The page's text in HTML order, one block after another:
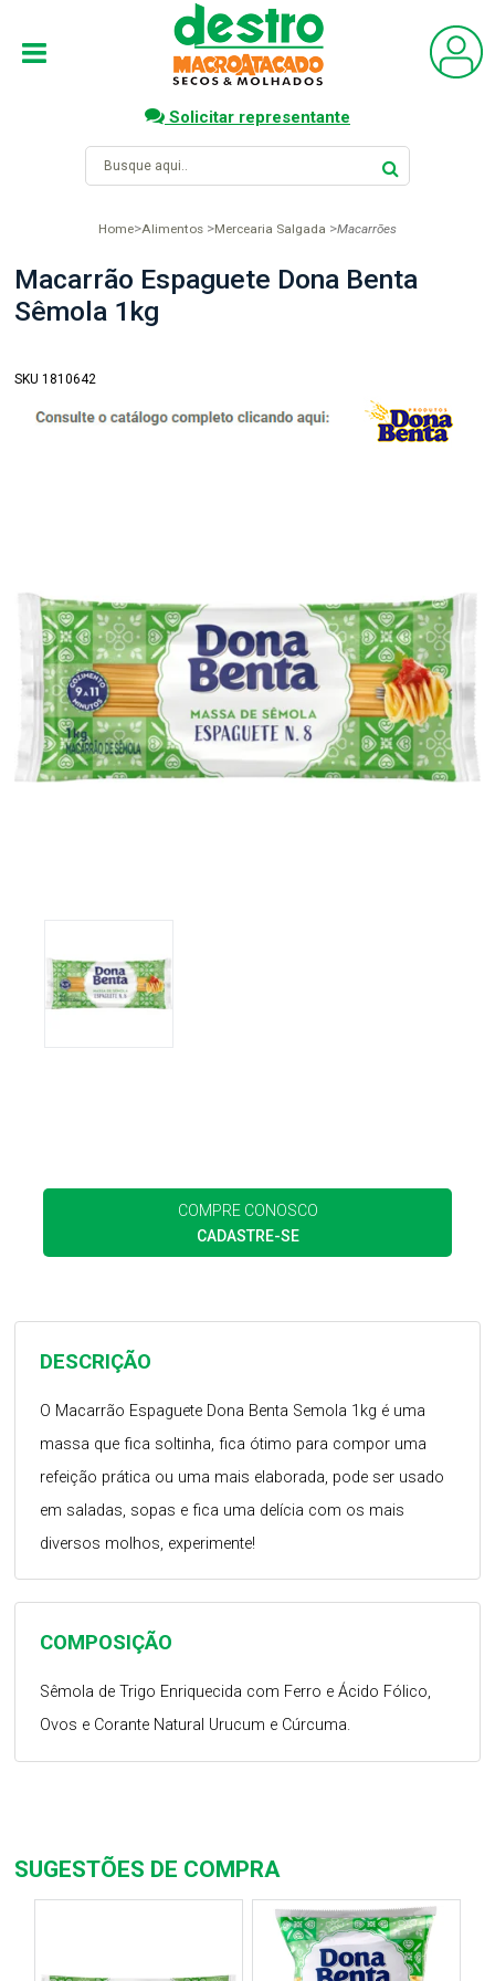
Solicitar representante
Home Alimentos Mercearia Salgada Macarrões
Macarrão Espaguete Dona Benta
Sêmola 1kg
SKU 1810642
COMPRE CONOSCO
CADASTRE-SE
COMPOSIÇÃO
Sêmola de Trigo Enriquecida com Ferro e Ácido Fólico,
Ovos e Corante Natural Urucum e Cúrcuma.
DESCRIÇÃO
O Macarrão Espaguete Dona Benta Semola 1kg é uma
massa que fica soltinha, fica ótimo para compor uma
refeição prática ou uma mais elaborada, pode ser usado
em saladas, sopas e fica uma delícia com os mais
diversos molhos, experimente!
SUGESTÕES DE COMPRA